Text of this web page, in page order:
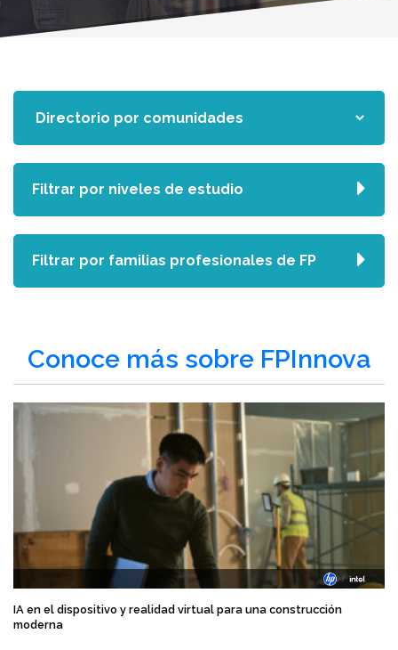
Conoce más sobre FPInnova
IA en el dispositivo y realidad virtual para una construcción
moderna
Filtrar por niveles de estudio
Filtrar por familias profesionales de FP